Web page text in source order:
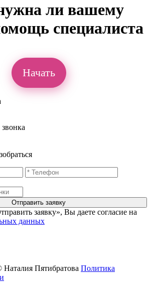
ли вашему
специалиста
Начать
заявку», Вы даете согласие на
данных
Наталия Пятибратова Политика